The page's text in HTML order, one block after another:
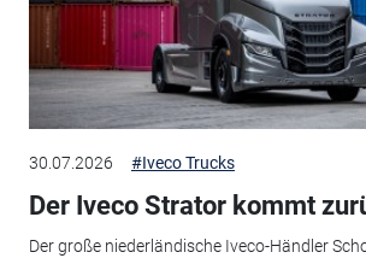
30.07.2026 #Iveco Trucks
Der Iveco Strator kommt
Der große niederländische Iveco-Händler